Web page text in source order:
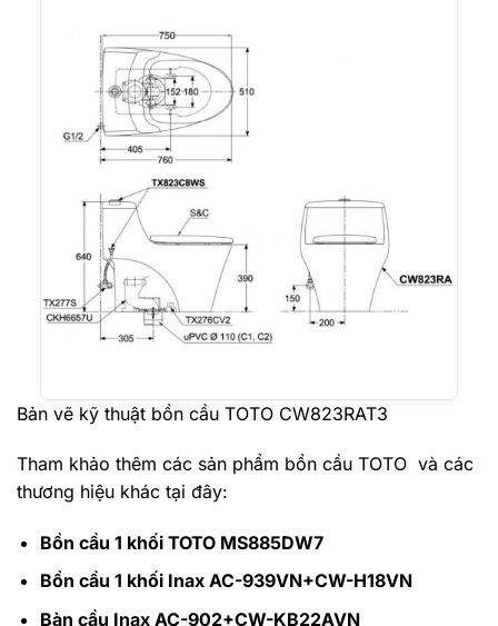
Bản vẽ kỹ thuật bồn cầu TOTO CW823RAT3
Tham khảo thêm các sản phẩm bồn cầu TOTO và các
thương hiệu khác tại đây:
Bồn cầu 1 khối TOTO MS885DW7
Bồn cầu 1 khối Inax AC-939VN+CW-H18VN
Bàn cầu Inax AC-902+CW-KB22AVN